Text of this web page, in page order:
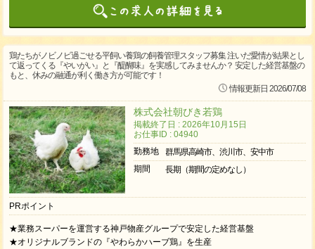
鶏たちがノビノビ過ごせる平飼い養鶏の飼養管理スタッフ募集 注いだ愛情が結果とし
て返ってくる『やいがい』と『醍醐味』を実感してみませんか？ 安定した経営基盤の
もと、休みの融通が利く働き方が可能です！
情報更新日 2026/07/08
株式会社朝びき若鶏
掲載終了日 : 2026年10月15日
お仕事ID : 04940
勤務地
群馬県高崎市、渋川市、安中市
期間
長期（期間の定めなし）
PRポイント
★業務スーパーを運営する神戸物産グループで安定した経営基盤
★オリジナルブランドの『やわらかハーブ鶏』を生産